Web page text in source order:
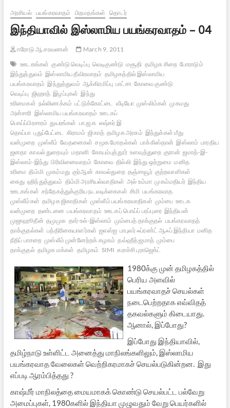
அரசியல் பயங்கரவாதம் பிறமதங்கள் தொடர்
இந்தியாவில் இஸ்லாமிய பயங்கரவாதம் – 04
ஈரோடு ஆ.சரவணன்
March 9, 2011
ஊடகங்கள் குண்டு வெடிப்பு வெடிகுண்டு மசூதி தமிழக சிறை போராடும்
இந்துத்துவம் இஸ்லாமிய தீவிரவாதம் தமிழகத்தில் இஸ்லாமிய
பயங்கரவாதம் இந்துத்துவம் ஆக்கிரமிப்பு பாட்சா கோவை குண்டு
வெடிப்பு ஜிஹாத் இழப்புகள் இந்து
உரிமைகள் நல்லிணக்கம் பட்டுக்கோட்டை வீடியோ முஸ்லிம்கள் முகமது
அன்சாரி இஸ்லாமிய பயங்கரவாதம் ஊடகப்
பொய்ப்பிரசாரம் துயரங்கள் பா.ஜ.க லஷ்கர் இ
தொய்பா புதுப்பேட்டை கிராமம் ஜிகாத் தமிழக அரசும் இந்துக்கள் மீது
வன்முறை முஸ்லீம் வேதனைகள் சமூக மோதல்கள் பாக்கிஸ்தான் இஸ்லாம் பாரதிய
ஜனதா காவல் துறையும் மதானி கோயம்புத்தூர் உளவுத்துறை குரான் ஜமாத்-இ-
இஸ்லாம்-இந்து பிரிவினைவாதம் கோவை தில்லி இந்து ஒற்றுமை மனித
உரிமை திம்மி முகம்மது குர்ஆன் காவல்துறை தஞ்சாவூர் குற்றவாளிகள்
கைது ஹிந்துத்துவம் திம்மி அரசியல்வாதிகள் அல் உம்மா முகம்மதியர் இந்திய
ஊடகங்கள் சந்தேகத்துக்குரிய நடவடிக்கைகள் சிமி பயங்கரவாத
முஸ்லீம்கள் தமிழக ஜிகாதிகள் முஸ்லீம் பயங்கரவாதிகள் மும்பை ஊடக
வன்முறை தண்டனை பயங்கரவாதம் ஊடகப் பொய்ப் பரப்புரை இந்தியன்
முஜாஹூதீன் தமுமுக தார்-உல்-இஸ்லாம் மும்பைத் தாக்குதல் பயங்கரவாதத்
தாக்குதல்கள் பத்திரிகையாளர்கள் ஐஎஸ்ஐ பாபுலர் ஃப்ரண்ட் ஆஃப் இந்தியா மனித
நீதிப் பாசறை முஸ்லீம் முன்னேற்றக் கழகம் தவ்ஹீத் ஜமாத் மும்பை
தாக்குதல் தமிழக மக்கள் தமிழகம் SIMI கராச்சி புராஜெக்ட்
1980க்கு முன் தமிழகத்தில்
பெரிய அளவில்
பயங்கரவாதச் செயல்கள்
நடைபெற்றதாக எவ்விதத்
தகவல்களும் கிடையாது.
ஆனால், இப்போது?
இப்போது இந்தியாவில்,
தமிழ்நாடு உள்ளிட்ட அனைத்து மாநிலங்களிலும், இஸ்லாமிய
பயங்கரவாத வேலைகள் வெற்றிகரமாகச் செயல்படுகின்றன. இது
எப்படி ஆரம்பித்தது ?
காஷ்மீர் மாநிலத்தை மையமாகக் கொண்டு செயல்பட்ட பல்வேறு
அமைப்புகள், 1980களில் இந்தியா முழுவதும் வேறு பெயர்களில்